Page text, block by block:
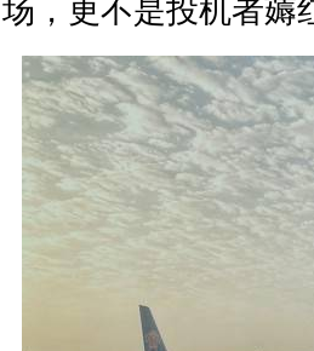
场，更不是投机者薅